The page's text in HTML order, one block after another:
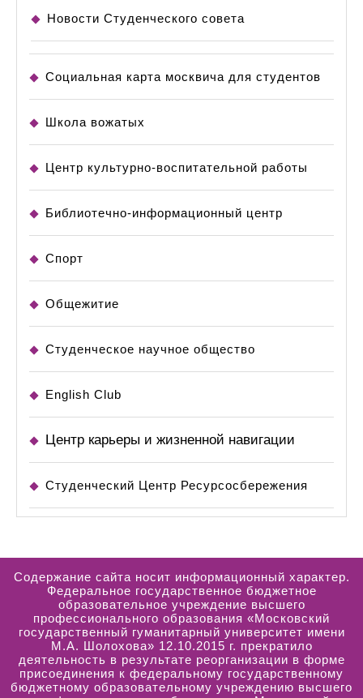
Новости Студенческого совета
Социальная карта москвича для студентов
Школа вожатых
Центр культурно-воспитательной работы
Библиотечно-информационный центр
Спорт
Общежитие
Студенческое научное общество
English Club
Центр карьеры и жизненной навигации
Студенческий Центр Ресурсосбережения
Содержание сайта носит информационный характер.
Федеральное государственное бюджетное
образовательное учреждение высшего
профессионального образования «Московский
государственный гуманитарный университет имени
М.А. Шолохова» 12.10.2015 г. прекратило
деятельность в результате реорганизации в форме
присоединения к федеральному государственному
бюджетному образовательному учреждению высшего